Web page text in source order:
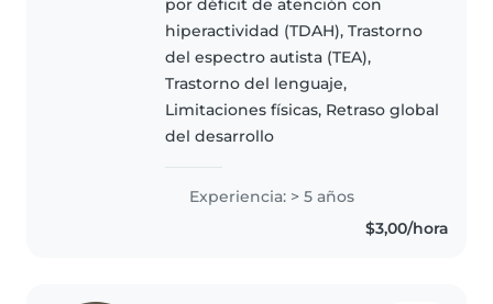
que mas les gusta es sentirse
escuchados y queridos, por eso..
por déficit de atención con
hiperactividad (TDAH), Trastorno
del espectro autista (TEA),
Trastorno del lenguaje,
Limitaciones físicas, Retraso global
del desarrollo
Experiencia: > 5 años
$3,00/hora